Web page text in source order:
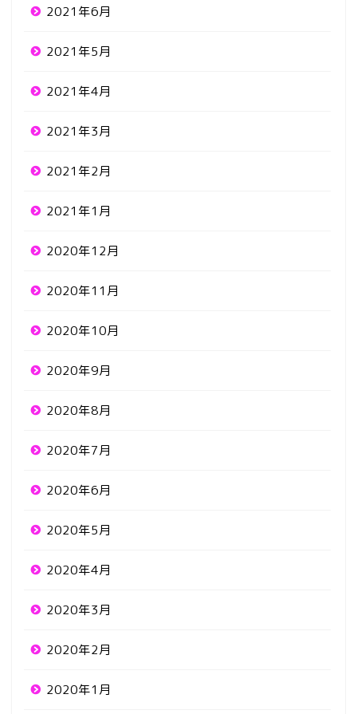
2021年6月
2021年5月
2021年4月
2021年3月
2021年2月
2021年1月
2020年12月
2020年11月
2020年10月
2020年9月
2020年8月
2020年7月
2020年6月
2020年5月
2020年4月
2020年3月
2020年2月
2020年1月